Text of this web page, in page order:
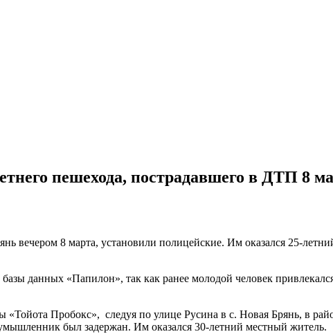
пешехода, пострадавшего в ДТП 8
вечером 8 марта, установили полицейские. Им оказался 25-
данных «Папилон», так как ранее молодой человек
Пробокс», следуя по улице Русина в с. Новая Брянь, в
был задержан. Им оказался 30-летний местный житель.